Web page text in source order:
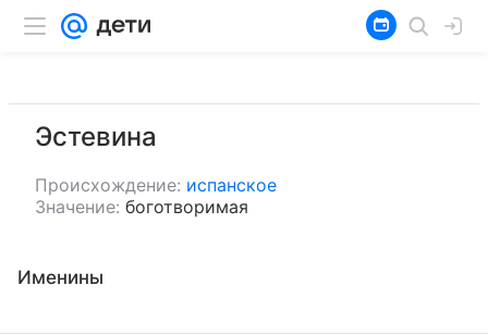
Эстевина
Происхождение: испанское
Значение: боготворимая
Именины